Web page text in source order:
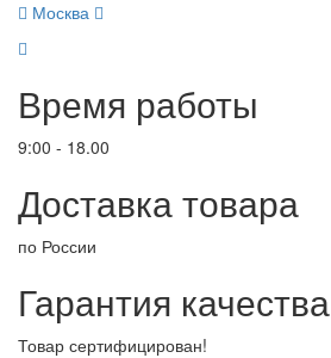
Москва
Время работы
9:00 - 18.00
Доставка товара
по России
Гарантия качества
Товар сертифицирован!